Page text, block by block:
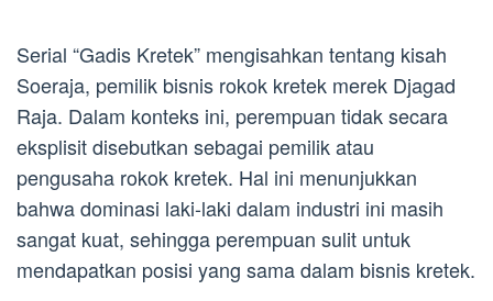
Serial “Gadis Kretek” mengisahkan tentang kisah
Soeraja, pemilik bisnis rokok kretek merek Djagad
Raja. Dalam konteks ini, perempuan tidak secara
eksplisit disebutkan sebagai pemilik atau
pengusaha rokok kretek. Hal ini menunjukkan
bahwa dominasi laki-laki dalam industri ini masih
sangat kuat, sehingga perempuan sulit untuk
mendapatkan posisi yang sama dalam bisnis kretek.